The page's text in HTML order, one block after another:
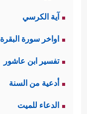
آية الكرسي
اواخر سورة البقرة
تفسير ابن عاشور
أدعية من السنة
الدعاء للميت